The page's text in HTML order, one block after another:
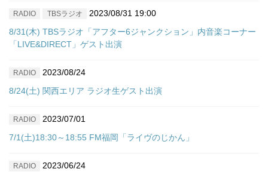
RADIO TBSラジオ
2023/08/31 19:00
8/31(木) TBSラジオ「アフター6ジャンクション」内音楽コーナー
「LIVE&DIRECT」ゲスト出演
RADIO
2023/08/24
8/24(土) 関西エリア ラジオ生ゲスト出演
RADIO
2023/07/01
7/1(土)18:30～18:55 FM福岡「ライヴのじかん」
RADIO
2023/06/24